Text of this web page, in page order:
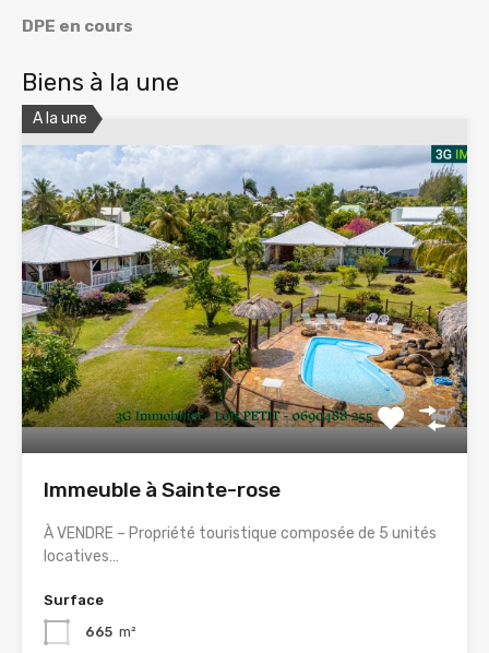
DPE en cours
Biens à la une
A la une
Immeuble à Sainte-rose
À VENDRE – Propriété touristique composée de 5 unités
locatives…
Surface
665 m²